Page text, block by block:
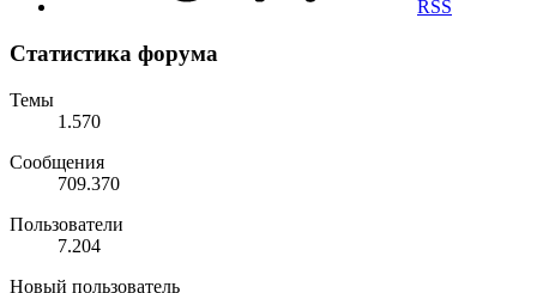
RSS
Статистика форума
Темы
1.570
Сообщения
709.370
Пользователи
7.204
Новый пользователь